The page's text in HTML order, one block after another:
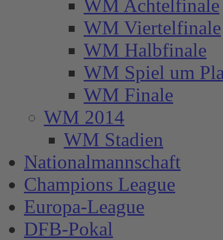
WM Achtelfinale
WM Viertelfinale
WM Halbfinale
WM Spiel um
WM Finale
WM 2014
WM Stadien
Nationalmannschaft
Champions League
Europa-League
DFB-Pokal